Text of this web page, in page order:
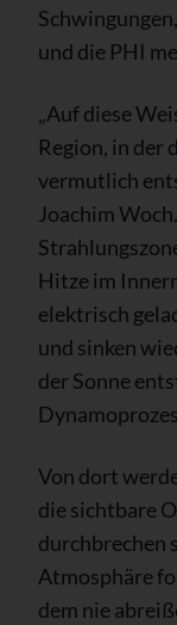
und die PHI
„Auf diese
Region, in der
vermutlich
Joachim
Hitze im
elektrisch
und sinken
der Sonne
Von dort
die sichtbare
durchbrechen
Atmosphäre
dem nie